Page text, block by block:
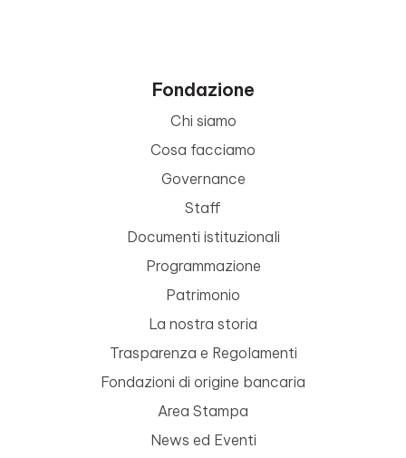
Fondazione
Chi siamo
Cosa facciamo
Governance
Staff
Documenti istituzionali
Programmazione
Patrimonio
La nostra storia
Trasparenza e Regolamenti
Fondazioni di origine bancaria
Area Stampa
News ed Eventi